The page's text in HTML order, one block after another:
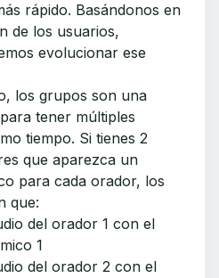
rápido. Basándonos en
de los usuarios,
evolucionar ese
los grupos son una
tener múltiples
tiempo. Si tienes 2
que aparezca un
para cada orador, los
que:
del orador 1 con el
1
del orador 2 con el